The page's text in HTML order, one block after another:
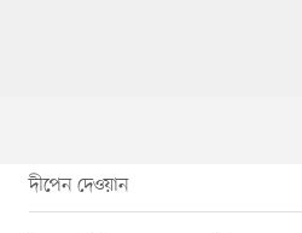
দীপেন দেওয়ান